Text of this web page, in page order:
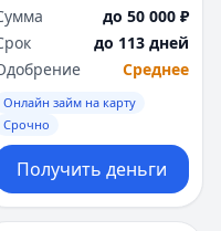
до 50 000 ₽
до 113 дней
Среднее
Онлайн займ на карту
Срочно
Получить деньги